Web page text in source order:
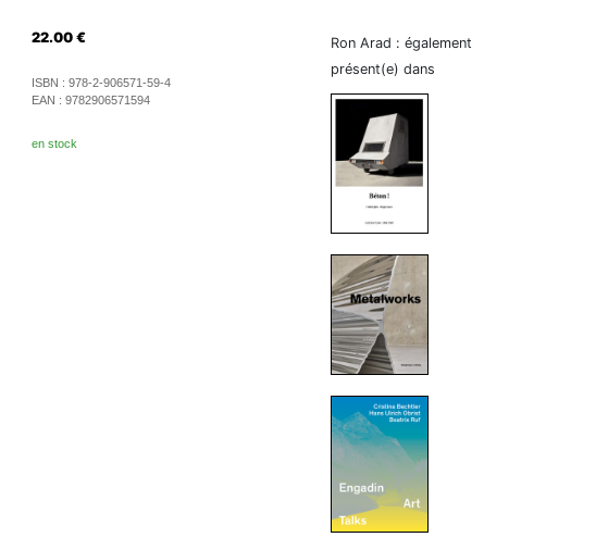
22.00 €
ISBN : 978-2-906571-59-4
EAN : 9782906571594
en stock
Ron Arad : également
présent(e) dans